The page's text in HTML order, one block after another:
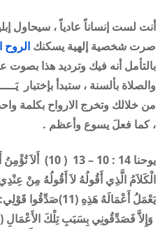
أنت لست إنساناً عادياً ، سيحاول
صرت شخصية إلهية يسكنك
بالتأمل أنه فيك وترديد هذا
والصلاة بألسنة ، ستبدأ بإختبار
من خلالك وتخرج الارواح بكلمة
، كما فعلَ يسوع وأعظم .
يوحنا 14 : 10 – 13
( 10) أَلاَ
الْكَلاَمُ الَّذِي أَقُولُهُ لاَ أَقُولُهُ مِنْ
يَعْمَلُ أَعْمَالَهُ هَذِهِ